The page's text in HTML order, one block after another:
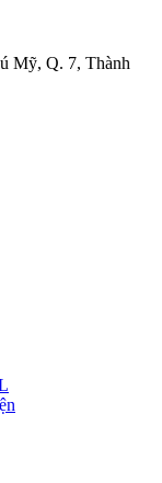
Mỹ, Q. 7, Thành